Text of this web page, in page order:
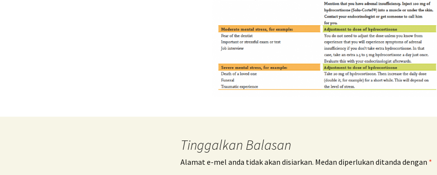
Tinggalkan Balasan
Alamat e-mel anda tidak akan disiarkan. Medan diperlukan ditanda dengan *